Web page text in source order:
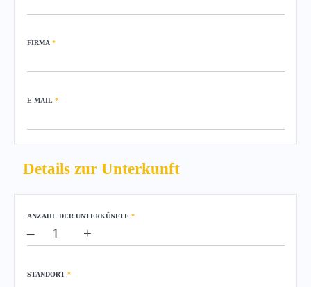
FIRMA *
E-MAIL *
Details zur Unterkunft
ANZAHL DER UNTERKÜNFTE *
– +
STANDORT *